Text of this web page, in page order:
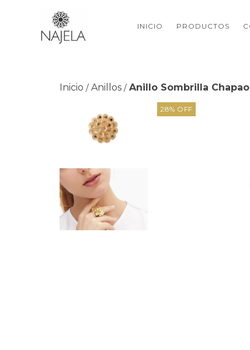
INICIO PRODUCTOS
Inicio / Anillos / Anillo Sombrilla
28% OFF